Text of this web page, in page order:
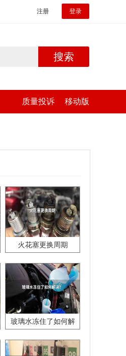
注册 登录
搜索
质量投诉 移动版
火花塞更换周期
玻璃水冻住了如何解